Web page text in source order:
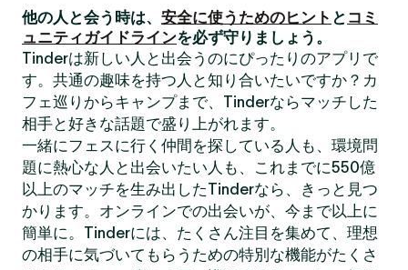
他の人と会う時は、 安全に使うためのヒント と コミ
ュニティガイドラインを必ず守りましょう。
Tinderは新しい人と出会うのにぴったりのアプリで
す。共通の趣味を持つ人と知り合いたいですか？カ
フェ巡りからキャンプまで、Tinderならマッチした
相手と好きな話題で盛り上がれます。
一緒にフェスに行く仲間を探している人も、環境問
題に熱心な人と出会いたい人も、これまでに550億
以上のマッチを生み出したTinderなら、きっと見つ
かります。オンラインでの出会いが、今まで以上に
簡単に。Tinderには、たくさん注目を集めて、理想
の相手に気づいてもらうための特別な機能がたくさ